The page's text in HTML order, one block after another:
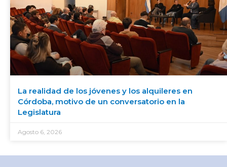
La realidad de los jóvenes y los alquileres en
Córdoba, motivo de un conversatorio en la
Legislatura
Agosto 6, 2026